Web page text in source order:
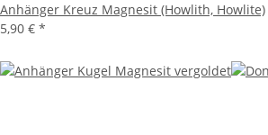
Anhänger Kreuz Magnesit (Howlith, Howlite)
5,90 € *